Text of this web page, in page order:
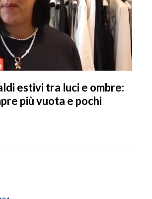
estivi tra luci e ombre:
più vuota e pochi